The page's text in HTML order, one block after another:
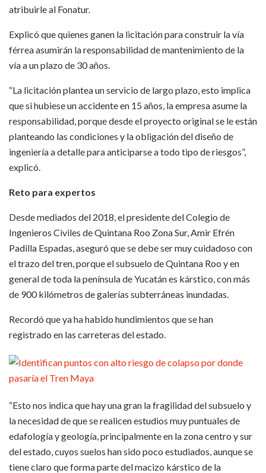
atribuirle al Fonatur.
Explicó que quienes ganen la licitación para construir la vía
férrea asumirán la responsabilidad de mantenimiento de la
vía a un plazo de 30 años.
“La licitación plantea un servicio de largo plazo, esto implica
que si hubiese un accidente en 15 años, la empresa asume la
responsabilidad, porque desde el proyecto original se le están
planteando las condiciones y la obligación del diseño de
ingeniería a detalle para anticiparse a todo tipo de riesgos”,
explicó.
Reto para expertos
Desde mediados del 2018, el presidente del Colegio de
Ingenieros Civiles de Quintana Roo Zona Sur, Amir Efrén
Padilla Espadas, aseguró que se debe ser muy cuidadoso con
el trazo del tren, porque el subsuelo de Quintana Roo y en
general de toda la península de Yucatán es kárstico, con más
de 900 kilómetros de galerías subterráneas inundadas.
Recordó que ya ha habido hundimientos que se han
registrado en las carreteras del estado.
“Esto nos indica que hay una gran la fragilidad del subsuelo y
la necesidad de que se realicen estudios muy puntuales de
edafología y geología, principalmente en la zona centro y sur
del estado, cuyos suelos han sido poco estudiados, aunque se
tiene claro que forma parte del macizo kárstico de la